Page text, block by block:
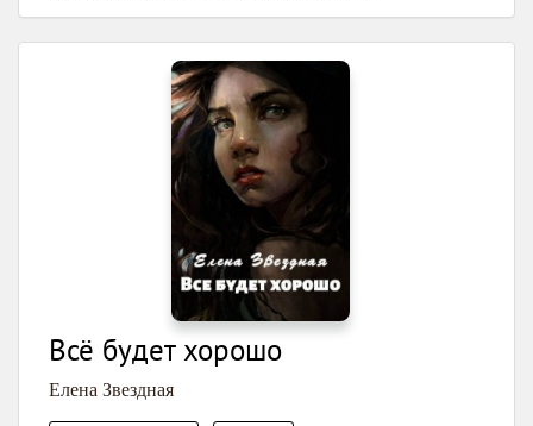
Всё будет хорошо
Елена Звездная